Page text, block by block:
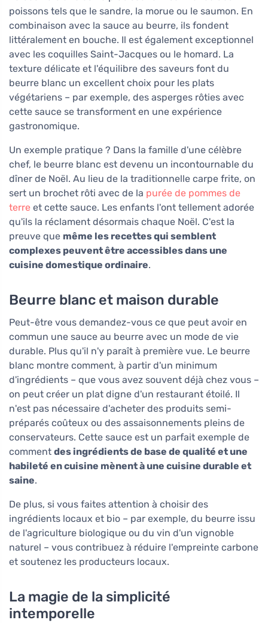
poissons tels que le sandre, la morue ou le saumon. En
combinaison avec la sauce au beurre, ils fondent
littéralement en bouche. Il est également exceptionnel
avec les coquilles Saint-Jacques ou le homard. La
texture délicate et l'équilibre des saveurs font du
beurre blanc un excellent choix pour les plats
végétariens – par exemple, des asperges rôties avec
cette sauce se transforment en une expérience
gastronomique.
Un exemple pratique ? Dans la famille d'une célèbre
chef, le beurre blanc est devenu un incontournable du
dîner de Noël. Au lieu de la traditionnelle carpe frite, on
sert un brochet rôti avec de la purée de pommes de
terre et cette sauce. Les enfants l'ont tellement adorée
qu'ils la réclament désormais chaque Noël. C'est la
preuve que même les recettes qui semblent
complexes peuvent être accessibles dans une
cuisine domestique ordinaire.
Beurre blanc et maison durable
Peut-être vous demandez-vous ce que peut avoir en
commun une sauce au beurre avec un mode de vie
durable. Plus qu'il n'y paraît à première vue. Le beurre
blanc montre comment, à partir d'un minimum
d'ingrédients – que vous avez souvent déjà chez vous –
on peut créer un plat digne d'un restaurant étoilé. Il
n'est pas nécessaire d'acheter des produits semi-
préparés coûteux ou des assaisonnements pleins de
conservateurs. Cette sauce est un parfait exemple de
comment des ingrédients de base de qualité et une
habileté en cuisine mènent à une cuisine durable et
saine.
De plus, si vous faites attention à choisir des
ingrédients locaux et bio – par exemple, du beurre issu
de l'agriculture biologique ou du vin d'un vignoble
naturel – vous contribuez à réduire l'empreinte carbone
et soutenez les producteurs locaux.
La magie de la simplicité
intemporelle